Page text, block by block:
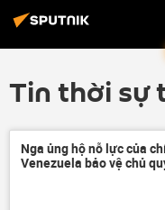
Tin thời sự
Nga ủng hộ nỗ lực của
Venezuela bảo vệ chủ